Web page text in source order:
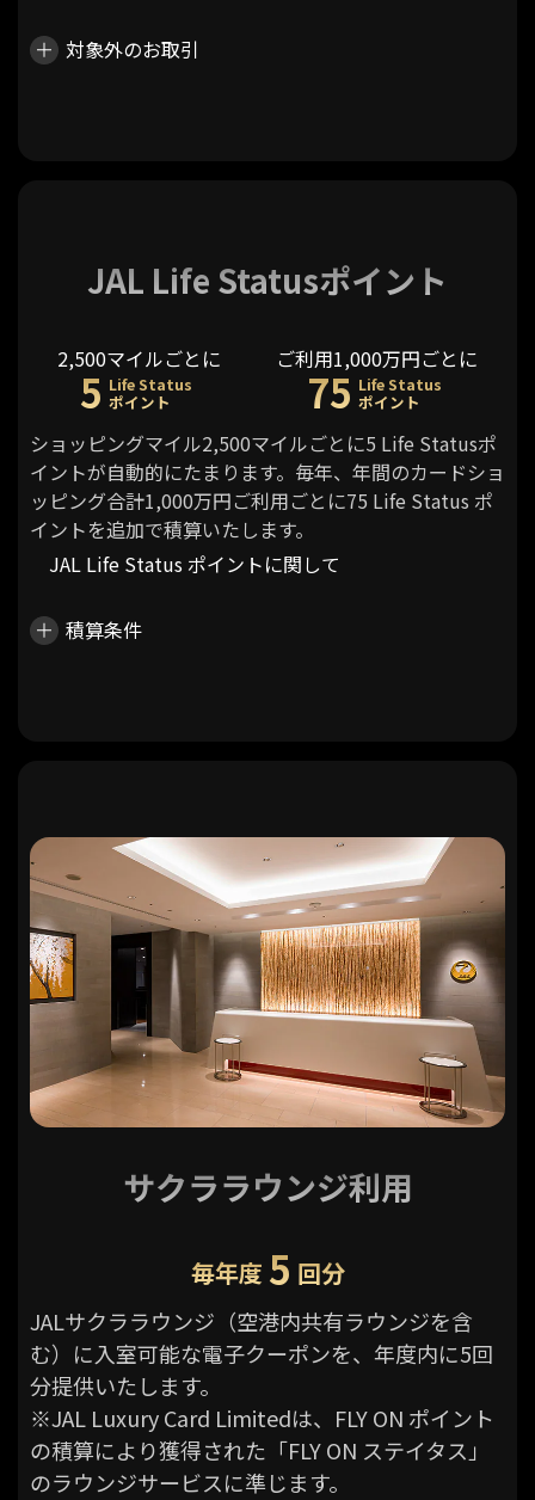
対象外のお取引
JAL Life Statusポイント
2,500マイルごとに
5 Life Status
ポイント
ご利用1,000万円ごとに
75 Life Status
ポイント
ショッピングマイル2,500マイルごとに5 Life Statusポ
イントが自動的にたまります。毎年、年間のカードショ
ッピング合計1,000万円ご利用ごとに75 Life Status ポ
イントを追加で積算いたします。
JAL Life Status ポイントに関して
積算条件
サクララウンジ利用
毎年度 5 回分
JALサクララウンジ（空港内共有ラウンジを含
む）に入室可能な電子クーポンを、年度内に5回
分提供いたします。
※JAL Luxury Card Limitedは、FLY ON ポイント
の積算により獲得された「FLY ON ステイタス」
のラウンジサービスに準じます。